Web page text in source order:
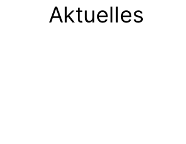
Aktuelles